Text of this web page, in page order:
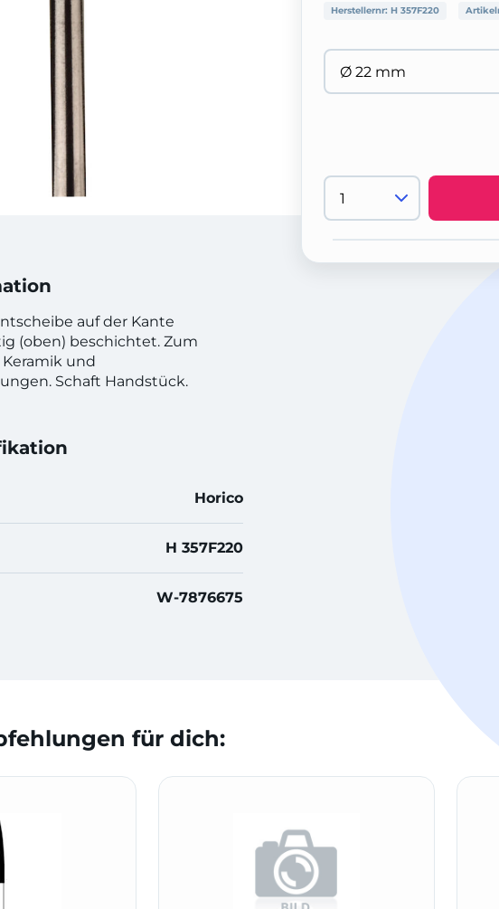
auf der Kante
(oben) beschichtet. Zum
und
Schaft Handstück.
Horico
H 357F220
W-7876675
Herstellernr: H 357F220
für dich: